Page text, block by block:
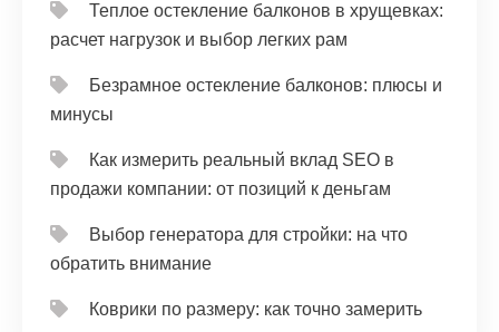
Теплое остекление балконов в хрущевках:
расчет нагрузок и выбор легких рам
Безрамное остекление балконов: плюсы и
минусы
Как измерить реальный вклад SEO в
продажи компании: от позиций к деньгам
Выбор генератора для стройки: на что
обратить внимание
Коврики по размеру: как точно замерить